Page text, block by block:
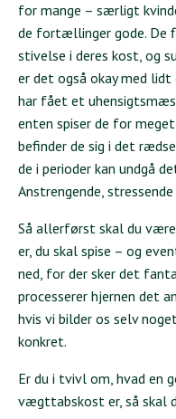
for mange – særligt
de fortællinger gode. De
stivelse i deres kost, og
er det også okay med lidt
har fået et
enten spiser de for
befinder de sig i det
de i perioder kan undgå
Anstrengende,
Så allerførst skal du
er, du skal spise – og
ned, for der sker det
processerer hjernen det
hvis vi bilder os selv
konkret.
Er du i tvivl om, hvad en
vægttabskost er, så skal